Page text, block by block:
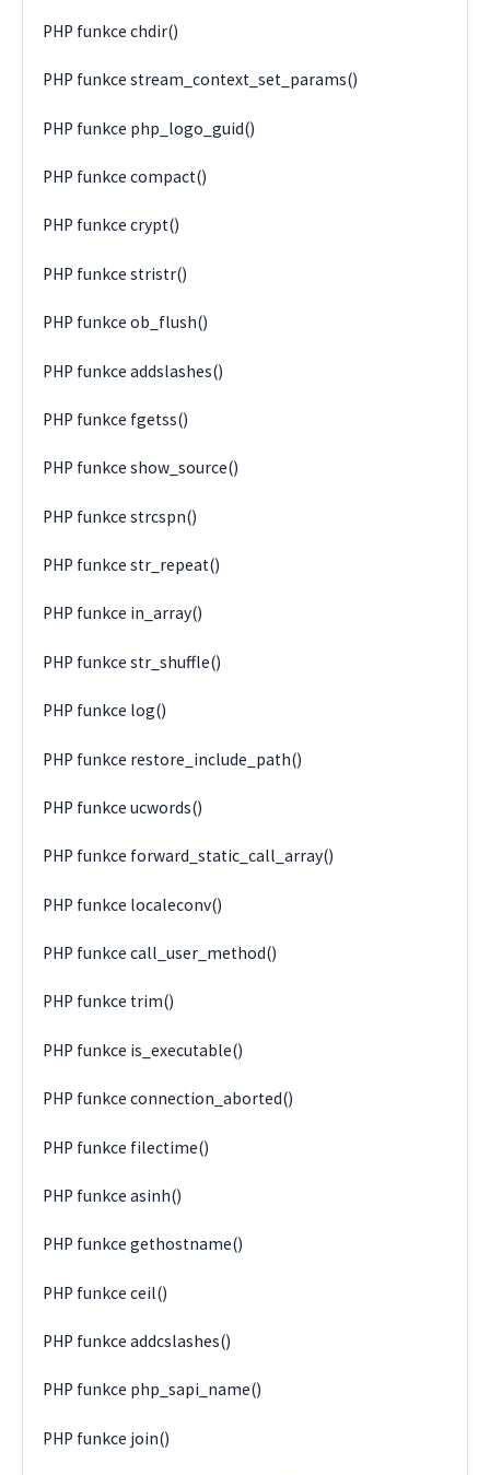
PHP funkce chdir()
PHP funkce stream_context_set_params()
PHP funkce php_logo_guid()
PHP funkce compact()
PHP funkce crypt()
PHP funkce stristr()
PHP funkce ob_flush()
PHP funkce addslashes()
PHP funkce fgetss()
PHP funkce show_source()
PHP funkce strcspn()
PHP funkce str_repeat()
PHP funkce in_array()
PHP funkce str_shuffle()
PHP funkce log()
PHP funkce restore_include_path()
PHP funkce ucwords()
PHP funkce forward_static_call_array()
PHP funkce localeconv()
PHP funkce call_user_method()
PHP funkce trim()
PHP funkce is_executable()
PHP funkce connection_aborted()
PHP funkce filectime()
PHP funkce asinh()
PHP funkce gethostname()
PHP funkce ceil()
PHP funkce addcslashes()
PHP funkce php_sapi_name()
PHP funkce join()